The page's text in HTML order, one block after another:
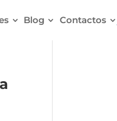
Blog Contactos